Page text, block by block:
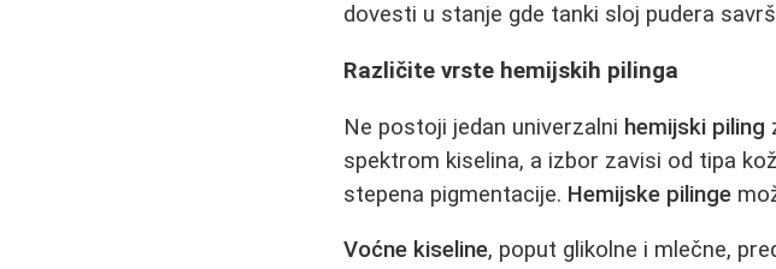
dovesti u stanje gde tanki sloj pudera
Različite vrste hemijskih pilinga
Ne postoji jedan univerzalni hemijski piling
spektrom kiselina, a izbor zavisi od tipa
stepena pigmentacije. Hemijske pilinge
Voćne kiseline, poput glikolne i mlečne,